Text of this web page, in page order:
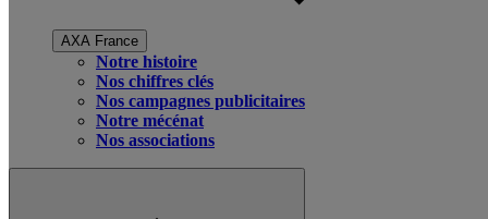
AXA France
Notre histoire
Nos chiffres clés
Nos campagnes publicitaires
Notre mécénat
Nos associations